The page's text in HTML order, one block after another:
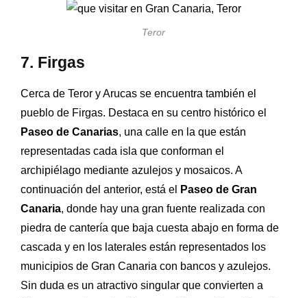
Teror
7. Firgas
Cerca de Teror y Arucas se encuentra también el
pueblo de Firgas. Destaca en su centro histórico el
Paseo de Canarias, una calle en la que están
representadas cada isla que conforman el
archipiélago mediante azulejos y mosaicos. A
continuación del anterior, está el
Paseo de Gran
Canaria, donde hay una gran fuente realizada con
piedra de cantería que baja cuesta abajo en forma de
cascada y en los laterales están representados los
municipios de Gran Canaria con bancos y azulejos.
Sin duda es un atractivo singular que convierten a